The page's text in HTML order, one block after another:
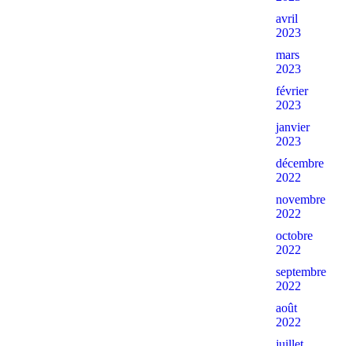
avril
2023
mars
2023
février
2023
janvier
2023
décembre
2022
novembre
2022
octobre
2022
septembre
2022
août
2022